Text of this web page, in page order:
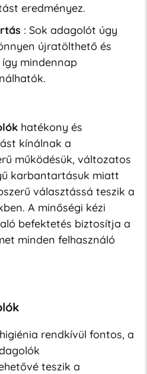
eredményez.
: Sok adagolót úgy
újratölthető és
mindennap
hatékony és
kínálnak a
működésük, változatos
karbantartásuk miatt
választássá teszik a
A minőségi kézi
befektetés biztosítja a
minden felhasználó
rendkívül fontos, a
teszik a